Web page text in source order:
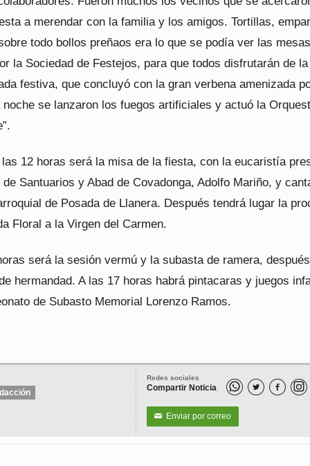
a merendar con la familia y los amigos. Tortillas,
todo bollos preñaos era lo que se podía ver las mesas
la Sociedad de Festejos, para que todos disfrutarán de la
festiva, que concluyó con la gran verbena amenizada
noche se lanzaron los fuegos artificiales y actuó la
las 12 horas será la misa de la fiesta, con la eucaristía
Santuarios y Abad de Covadonga, Adolfo Mariño, y
de Posada de Llanera. Después tendrá lugar la
Floral a la Virgen del Carmen.
será la sesión vermú y la subasta de ramera,
hermandad. A las 17 horas habrá pintacaras y juegos
de Subasto Memorial Lorenzo Ramos.
Redes sociales
Compartir Noticia  
✉ Enviar por correo